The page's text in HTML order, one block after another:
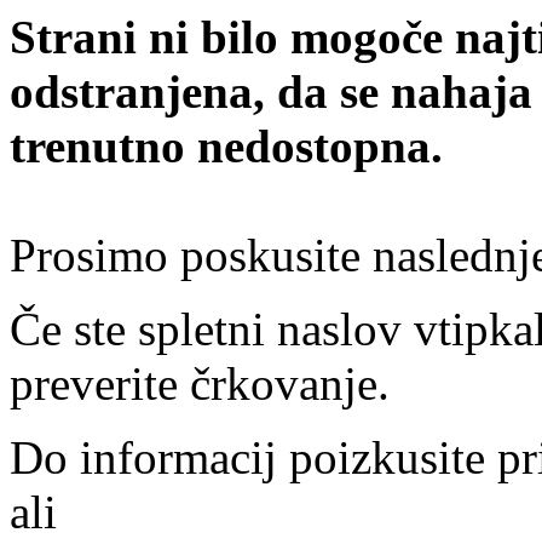
Strani ni bilo mogoče
odstranjena, da se
trenutno nedostopna.
Prosimo poskusite
Če ste spletni naslov
preverite črkovanje.
Do informacij poizkusite
ali